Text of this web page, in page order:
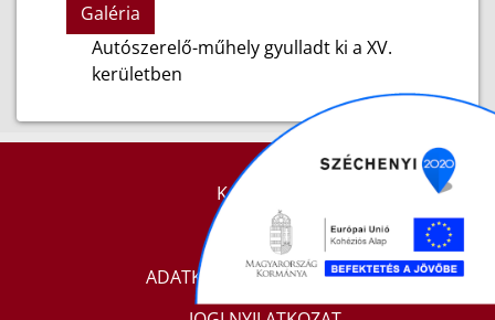
Galéria
Autószerelő-műhely gyulladt ki a XV.
kerületben
KAPCSOLAT
IMPRESSZUM
ADATKEZELÉSI TÁJÉKOZTATÓ